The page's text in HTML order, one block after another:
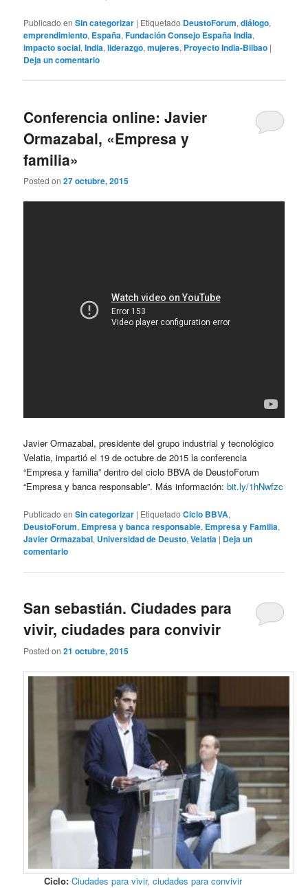
Publicado en Sin categorizar | Etiquetado DeustoForum,diálogo,
emprendimiento, España,Fundación Consejo España India,
impacto social,India,liderazgo,mujeres, Proyecto India-Bilbao |
Deja un comentario
Conferencia online: Javier
Ormazabal, «Empresa y
familia»
Posted on27 octubre, 2015
Javier Ormazabal, presidente del grupo industrial y tecnológico
Velatia, impartió el 19 de octubre de 2015 la conferencia
“Empresa y familia” dentro del ciclo BBVA de DeustoForum
“Empresa y banca responsable”. Más información:bit.ly/1hNwfzc
Publicado en Sin categorizar | Etiquetado Ciclo BBVA,
DeustoForum, Empresa y banca responsable, Empresa y Familia,
Javier Ormazabal, Universidad de Deusto,Velatia | Deja un
comentario
San sebastián. Ciudades para
vivir, ciudades para convivir
Posted on21 octubre, 2015
Ciclo: Ciudades para vivir, ciudades para convivir